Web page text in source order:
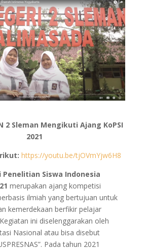
2 Sleman Mengikuti Ajang KoPSI
2021
https://youtu.be/tjOVmYjw6H8
Penelitian Siswa Indonesia
merupakan ajang kompetisi
ilmiah yang bertujuan untuk
kemerdekaan berfikir pelajar
ini diselenggarakan oleh
Nasional atau bisa disebut
Pada tahun 2021